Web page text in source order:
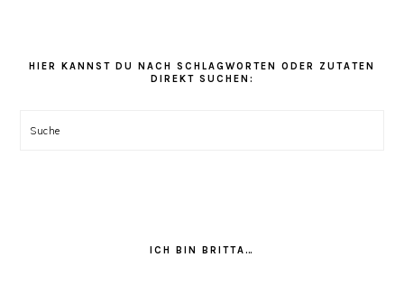
Kategorien
HIER KANNST DU NACH SCHLAGWORTEN ODER ZUTATEN
DIREKT SUCHEN:
Suche
ICH BIN BRITTA…